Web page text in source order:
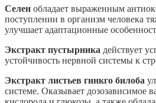
Селен обладает выраженным
поступлении в организм человека
улучшает адаптационные
Экстракт пустырника действует
устойчивость нервной системы к
Экстракт листьев гинкго билоба
системе. Оказывает дозозависимое